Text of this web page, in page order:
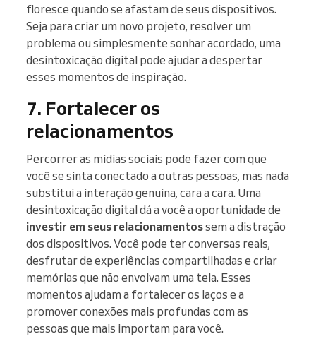
floresce quando se afastam de seus dispositivos.
Seja para criar um novo projeto, resolver um
problema ou simplesmente sonhar acordado, uma
desintoxicação digital pode ajudar a despertar
esses momentos de inspiração.
7. Fortalecer os
relacionamentos
Percorrer as mídias sociais pode fazer com que
você se sinta conectado a outras pessoas, mas nada
substitui a interação genuína, cara a cara. Uma
desintoxicação digital dá a você a oportunidade de
investir em seus relacionamentossem a distração
dos dispositivos. Você pode ter conversas reais,
desfrutar de experiências compartilhadas e criar
memórias que não envolvam uma tela. Esses
momentos ajudam a fortalecer os laços e a
promover conexões mais profundas com as
pessoas que mais importam para você.